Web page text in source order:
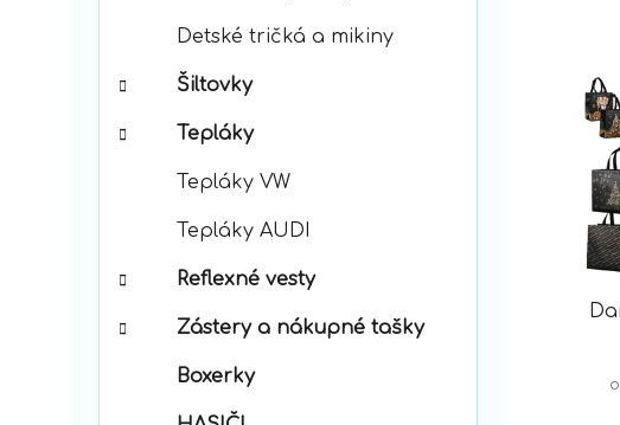
Detské tričká a mikiny
Šiltovky
Tepláky
Tepláky VW
Tepláky AUDI
Reflexné vesty
Zástery a nákupné tašky
Boxerky